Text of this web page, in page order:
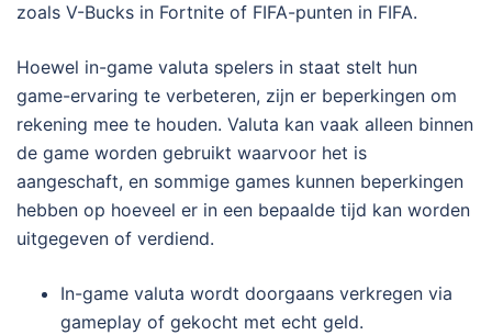
zoals V-Bucks in Fortnite of FIFA-punten in FIFA.
Hoewel in-game valuta spelers in staat stelt hun
game-ervaring te verbeteren, zijn er beperkingen om
rekening mee te houden. Valuta kan vaak alleen binnen
de game worden gebruikt waarvoor het is
aangeschaft, en sommige games kunnen beperkingen
hebben op hoeveel er in een bepaalde tijd kan worden
uitgegeven of verdiend.
In-game valuta wordt doorgaans verkregen via
gameplay of gekocht met echt geld.